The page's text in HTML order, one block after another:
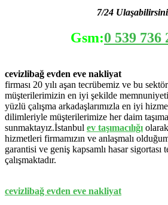
7/24
Gsm:0 539 736
cevizlibağ evden eve nakliyat
firması 20 yılı aşan tecrübemiz ve bu
müşterilerimizin en iyi şekilde
yüzlü çalışma arkadaşlarımızla en iyi
dilimleriyle müşterilerimize her daim
sunmaktayız.İstanbul ev taşımacılığı
hizmetleri firmamızın ve anlaşmalı
garantisi ve geniş kapsamlı hasar sigortası
çalışmaktadır.
cevizlibağ evden eve nakliyat